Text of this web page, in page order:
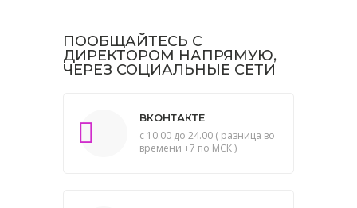
ПООБЩАЙТЕСЬ С
ДИРЕКТОРОМ НАПРЯМУЮ,
ЧЕРЕЗ СОЦИАЛЬНЫЕ СЕТИ
ВКОНТАКТЕ
с 10.00 до 24.00 ( разница во
времени +7 по МСК )